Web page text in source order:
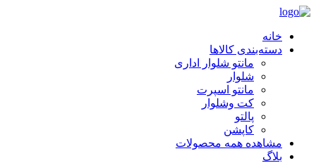
خانه
دسته‌بندی کالاها
مانتو شلوار اداری
شلوار
مانتو اسپرت
کت وشلوار
پالتو
کاپشن
مشاهده همه محصولات
بلاگ